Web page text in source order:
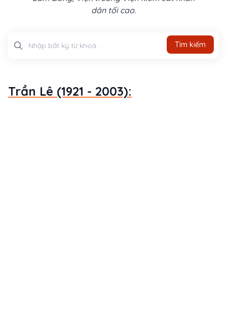
dân tối cao.
Tìm kiếm
Trần Lê (1921 - 2003):